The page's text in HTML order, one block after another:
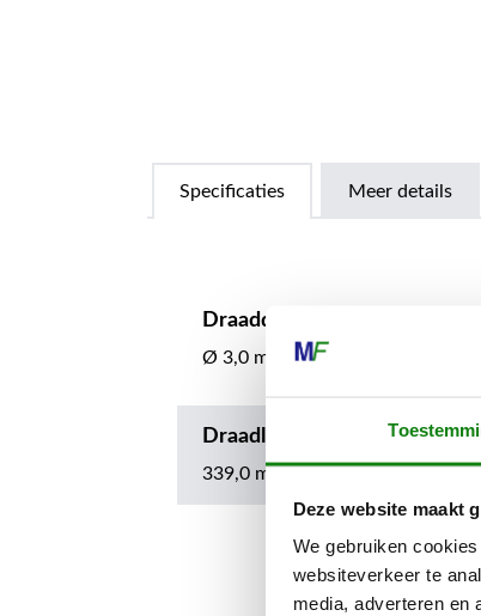
Deze website maakt
We gebruiken
websiteverkeer te
media, adverteren en
Specificaties Meer details
Draaddiameter
Ø 3,0 mm
Draadlengte
339,0 m